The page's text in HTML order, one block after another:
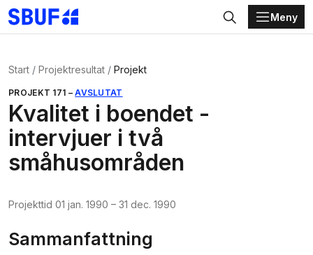
Gå direkt till huvudinnehållet
Sök
Meny
Start Projektresultat Projekt
PROJEKT 171 – AVSLUTAT
Kvalitet i boendet -
intervjuer i två
småhusområden
Projekttid 01 jan. 1990 – 31 dec. 1990
Sammanfattning